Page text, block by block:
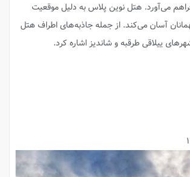
فراهم می‌آورد. هتل نوین پلاس به دلیل موقعیت
آسان می‌کند. از جمله جاذبه‌های اطراف هتل
ییلاقی طرقبه و شاندیز اشاره کرد.